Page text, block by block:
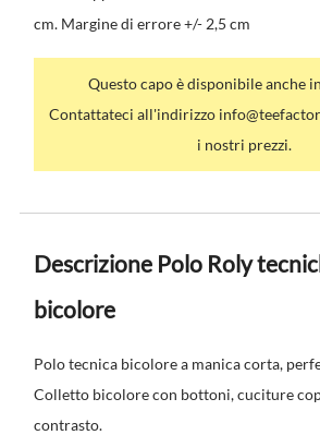
cm. Margine di errore +/- 2,5 cm
Questo capo è disponibile anche
Contattateci all'indirizzo
i nostri prezzi.
Descrizione Polo Roly
bicolore
Polo tecnica bicolore a manica corta,
Colletto bicolore con bottoni, cuciture
contrasto.